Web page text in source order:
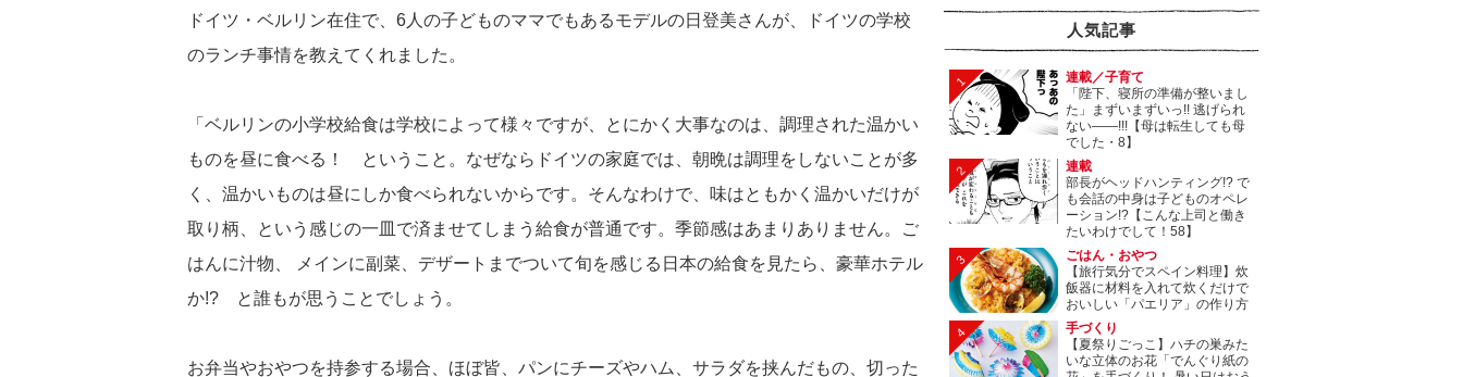
ドイツ・ベルリン在住で、6人の子どものママでもあるモデルの日登美さんが、ドイツの学校
のランチ事情を教えてくれました。
「ベルリンの小学校給食は学校によって様々ですが、とにかく大事なのは、調理された温かい
ものを昼に食べる！ ということ。なぜならドイツの家庭では、朝晩は調理をしないことが多
く、温かいものは昼にしか食べられないからです。そんなわけで、味はともかく温かいだけが
取り柄、という感じの一皿で済ませてしまう給食が普通です。季節感はあまりありません。ご
はんに汁物、 メインに副菜、デザートまでついて旬を感じる日本の給食を見たら、豪華ホテル
か!? と誰もが思うことでしょう。
お弁当やおやつを持参する場合、ほぼ皆、パンにチーズやハム、サラダを挟んだもの、切った
人気記事
1
連載／子育て
「陛下、寝所の準備が整いまし
た」まずいまずいっ!! 逃げられ
ない――!!!【母は転生しても母
でした・8】
2
連載
部長がヘッドハンティング!? で
も会話の中身は子どものオペレ
ーション!?【こんな上司と働き
たいわけでして！58】
3
ごはん・おやつ
【旅行気分でスペイン料理】炊
飯器に材料を入れて炊くだけで
おいしい「パエリア」の作り方
4
手づくり
【夏祭りごっこ】ハチの巣みた
いな立体のお花「でんぐり紙の